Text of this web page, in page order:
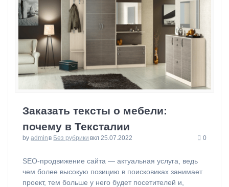
Заказать тексты о мебели:
почему в Тексталии
by adminв Без рубрики вкл 25.07.2022 0
⁠SEO-продвижение сайта — актуальная услуга, ведь
чем более высокую позицию в поисковиках занимает
проект, тем больше у него будет посетителей и,